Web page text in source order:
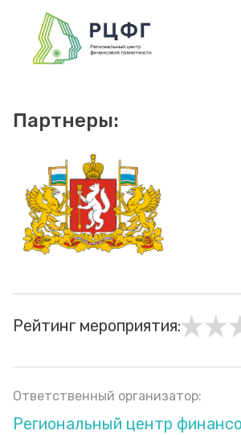
Партнеры:
Рейтинг мероприятия:
Ответственный организатор:
Региональный центр